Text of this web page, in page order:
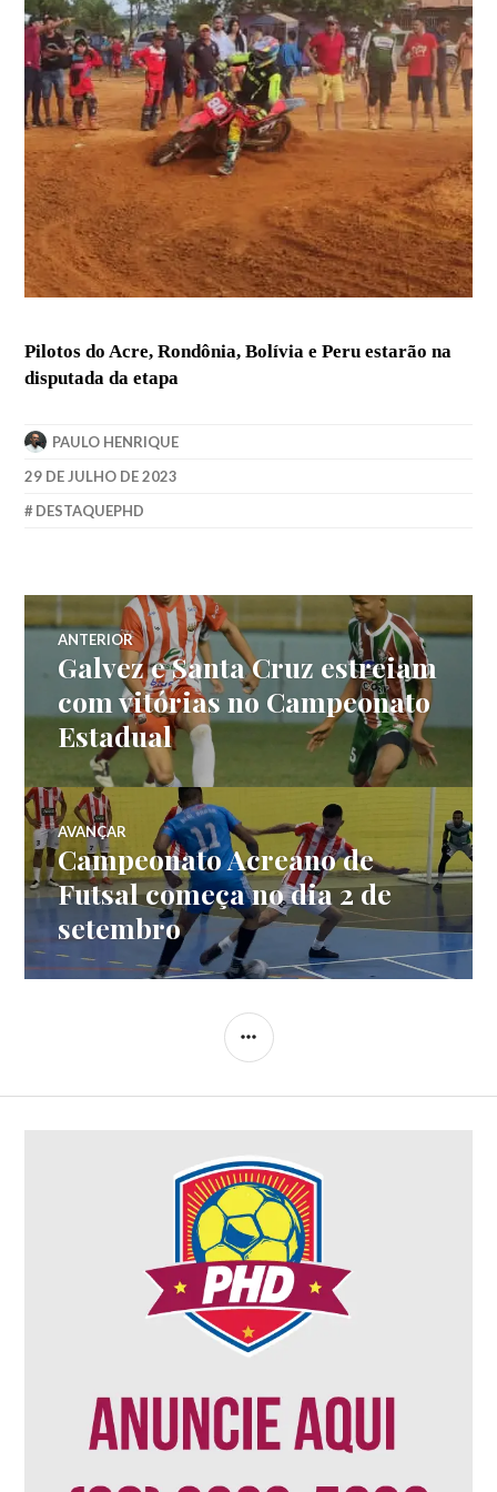
Pilotos do Acre, Rondônia, Bolívia e Peru estarão na
disputada da etapa
PAULO HENRIQUE
29 DE JULHO DE 2023
DESTAQUEPHD
ANTERIOR
Galvez e Santa Cruz estreiam
com vitórias no Campeonato
Estadual
AVANÇAR
Campeonato Acreano de
Futsal começa no dia 2 de
setembro